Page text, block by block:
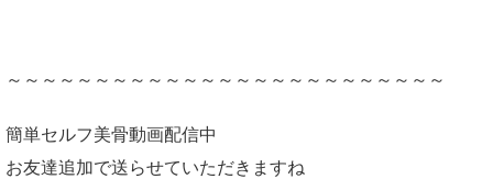
～～～～～～～～～～～～～～～～～～～～～～～～～
簡単セルフ美骨動画配信中
お友達追加で送らせていただきますね